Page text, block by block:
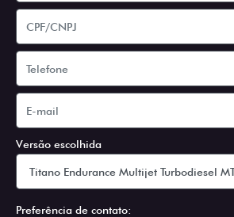
Versão escolhida
Preferência de contato: